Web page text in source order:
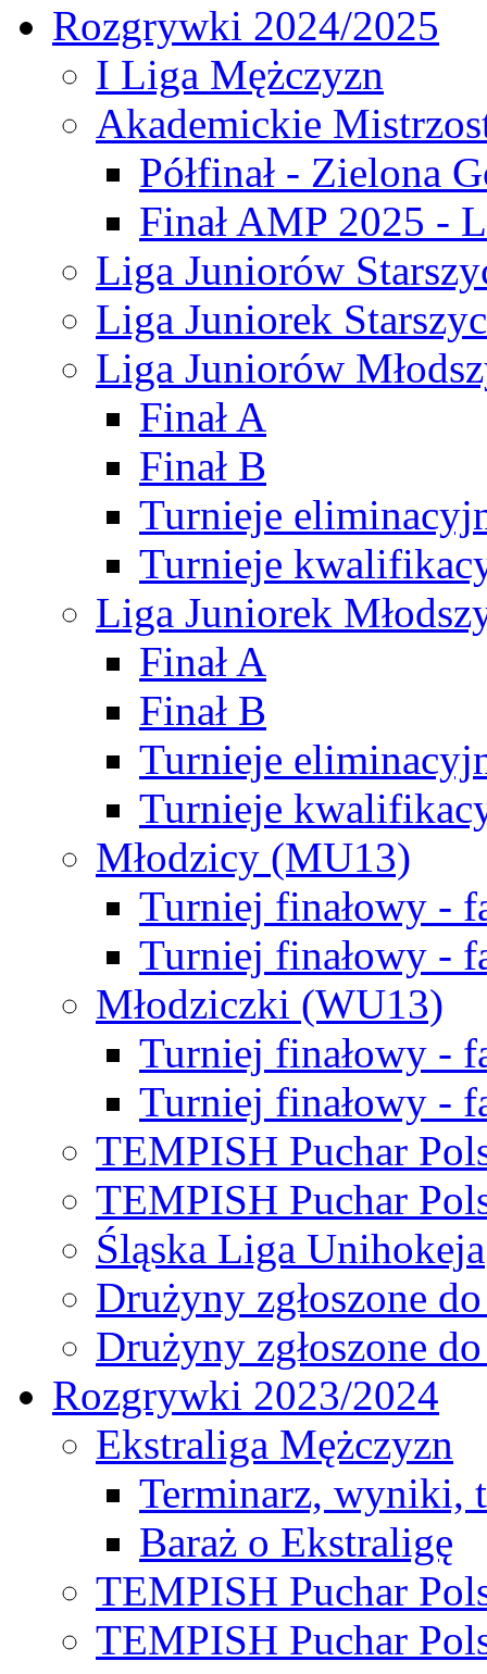
Rozgrywki 2024/2025
I Liga Mężczyzn
Akademickie
Półfinał - Zielona
Finał AMP 2025 -
Liga Juniorów
Liga Juniorek
Liga Juniorów
Finał A
Finał B
Turnieje
Turnieje
Liga Juniorek
Finał A
Finał B
Turnieje
Turnieje
Młodzicy (MU13)
Turniej finałowy -
Turniej finałowy -
Młodziczki (WU13)
Turniej finałowy -
Turniej finałowy -
TEMPISH Puchar
TEMPISH Puchar
Śląska Liga Unihokeja
Drużyny zgłoszone
Drużyny zgłoszone
Rozgrywki 2023/2024
Ekstraliga Mężczyzn
Terminarz, wyniki,
Baraż o Ekstraligę
TEMPISH Puchar
TEMPISH Puchar